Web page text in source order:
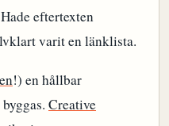
eftertexten
varit en länklista.
!) en hållbar
Creative